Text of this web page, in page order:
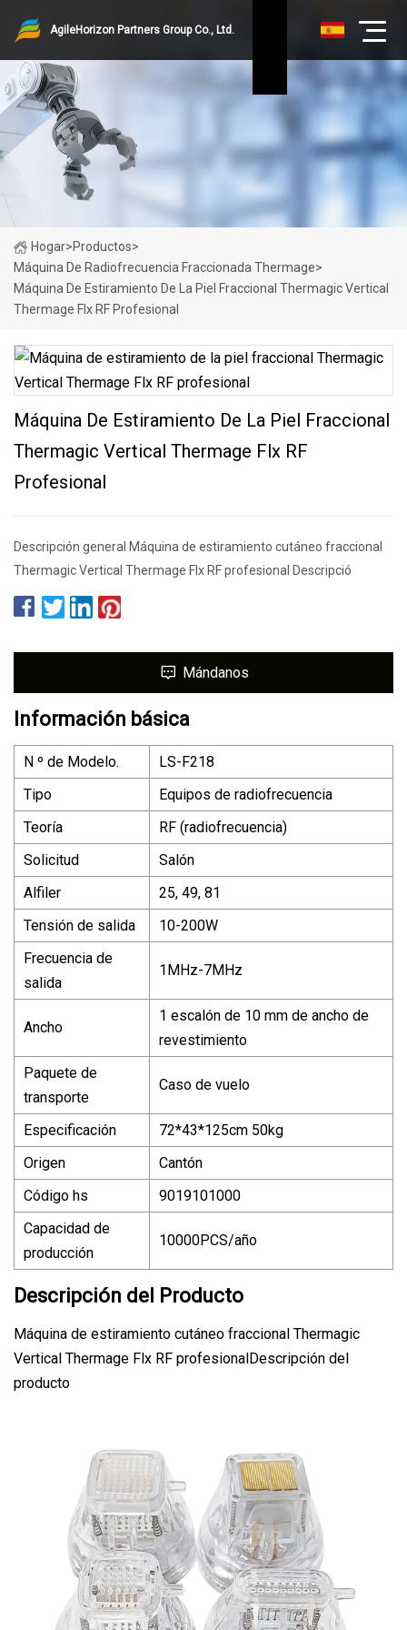
AgileHorizon Partners Group Co., Ltd.
Hogar>Productos>
Máquina De Radiofrecuencia Fraccionada Thermage>
Máquina De Estiramiento De La Piel Fraccional Thermagic Vertical
Thermage Flx RF Profesional
Máquina De Estiramiento De La Piel Fraccional
Thermagic Vertical Thermage Flx RF
Profesional
Descripción general Máquina de estiramiento cutáneo fraccional
Thermagic Vertical Thermage Flx RF profesional Descripció
Mándanos
Información básica
N º de Modelo.
LS-F218
Tipo
Equipos de radiofrecuencia
Teoría
RF (radiofrecuencia)
Solicitud
Salón
Alfiler
25, 49, 81
Tensión de salida
10-200W
Frecuencia de
salida
1MHz-7MHz
Ancho
1 escalón de 10 mm de ancho de
revestimiento
Paquete de
transporte
Caso de vuelo
Especificación
72*43*125cm 50kg
Origen
Cantón
Código hs
9019101000
Capacidad de
producción
10000PCS/año
Descripción del Producto
Máquina de estiramiento cutáneo fraccional Thermagic
Vertical Thermage Flx RF profesionalDescripción del
producto